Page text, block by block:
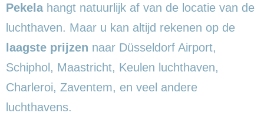
Pekelahangt natuurlijk af van de locatie van de
luchthaven. Maar u kan altijd rekenen op de
laagste prijzen naar Düsseldorf Airport,
Schiphol, Maastricht, Keulen luchthaven,
Charleroi, Zaventem, en veel andere
luchthavens.